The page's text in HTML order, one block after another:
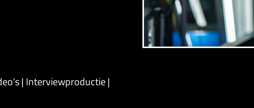
| Interviewproductie |